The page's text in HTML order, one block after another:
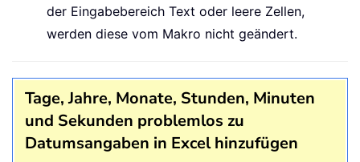
der Eingabebereich Text oder leere Zellen,
werden diese vom Makro nicht geändert.
Tage, Jahre, Monate, Stunden, Minuten
und Sekunden problemlos zu
Datumsangaben in Excel hinzufügen